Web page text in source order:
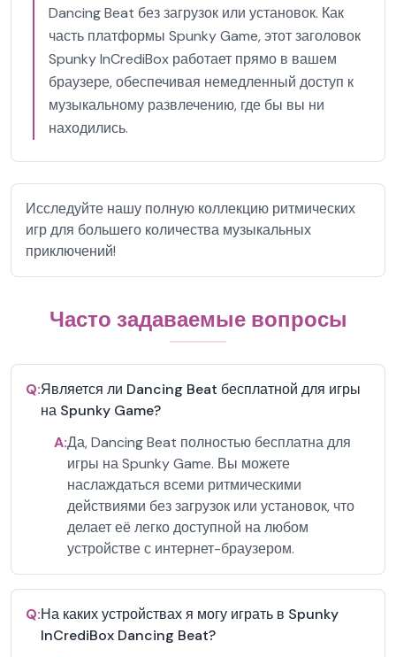
Dancing Beat без загрузок или установок. Как
часть платформы Spunky Game, этот заголовок
Spunky InCrediBox работает прямо в вашем
браузере, обеспечивая немедленный доступ к
музыкальному развлечению, где бы вы ни
находились.
Исследуйте нашу полную коллекцию ритмических
игр для большего количества музыкальных
приключений!
Часто задаваемые вопросы
Q:Является ли Dancing Beat бесплатной для игры
на Spunky Game?
A:Да, Dancing Beat полностью бесплатна для
игры на Spunky Game. Вы можете
наслаждаться всеми ритмическими
действиями без загрузок или установок, что
делает её легко доступной на любом
устройстве с интернет-браузером.
Q:На каких устройствах я могу играть в Spunky
InCrediBox Dancing Beat?